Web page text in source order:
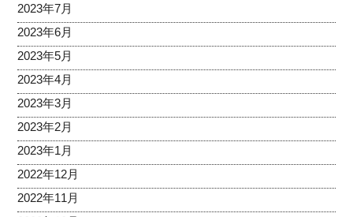
2023年7月
2023年6月
2023年5月
2023年4月
2023年3月
2023年2月
2023年1月
2022年12月
2022年11月